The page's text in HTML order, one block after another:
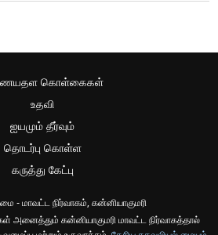
கொள்கைகள்
உதவி
ஐயமும் தீர்வும்
தொடர்பு கொள்ள
கருத்து கேட்பு
- மாவட்ட நிர்வாகம், கன்னியாகுமரி
கன்னியாகுமரி மாவட்ட நிர்வாகத்தால்